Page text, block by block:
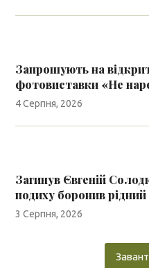
Запрошують на
фотовиставки «Не
4 Серпня, 2026
Загинув Євгеній
подиху боронив
3 Серпня, 2026